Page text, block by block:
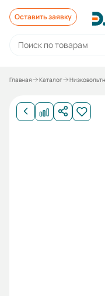
Оставить заявку
Главная Каталог